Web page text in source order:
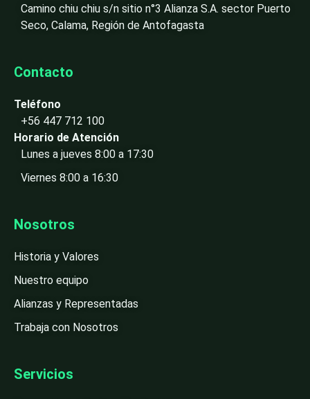
Camino chiu chiu s/n sitio n°3 Alianza S.A. sector Puerto
Seco, Calama, Región de Antofagasta
Contacto
Teléfono
+56 447 712 100
Horario de Atención
Lunes a jueves 8:00 a 17:30
Viernes 8:00 a 16:30
Nosotros
Historia y Valores
Nuestro equipo
Alianzas y Representadas
Trabaja con Nosotros
Servicios